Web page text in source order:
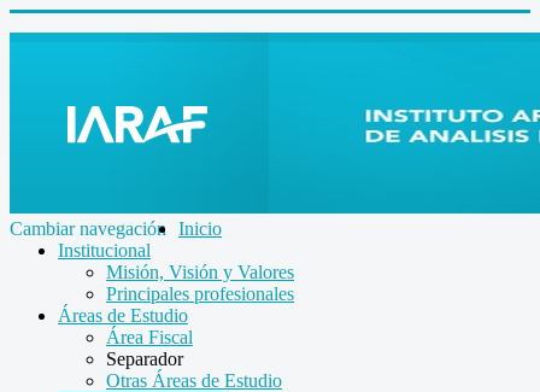
Cambiar navegación
Inicio
Institucional
Misión, Visión y Valores
Principales profesionales
Áreas de Estudio
Área Fiscal
Separador
Otras Áreas de Estudio